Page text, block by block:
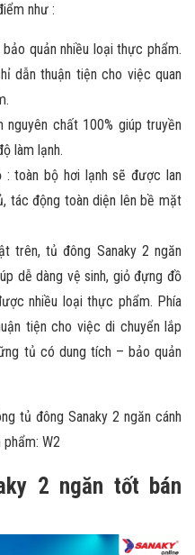
như :
quản nhiều loại thực phẩm.
dẫn thuận tiện cho việc quan
nguyên chất 100% giúp truyền
làm lạnh.
: toàn bộ hơi lạnh sẽ được lan
tác động toàn diện lên bề mặt
trên, tủ đông Sanaky 2 ngăn
dễ dàng vệ sinh, giỏ đựng đồ
nhiều loại thực phẩm. Phía
tiện cho việc di chuyển lắp
tủ có dung tích – bảo quản
tủ đông Sanaky 2 ngăn cánh
W2
2 ngăn tốt bán